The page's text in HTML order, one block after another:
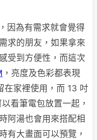
因為有需求就會覺得
求的朋友，如果拿來
受到方便性，而這次
，亮度及色彩都表現
在家裡使用，而 13 吋
看筆電包放置一起，
阿湯也會用來搭配相
有大畫面可以預覽，